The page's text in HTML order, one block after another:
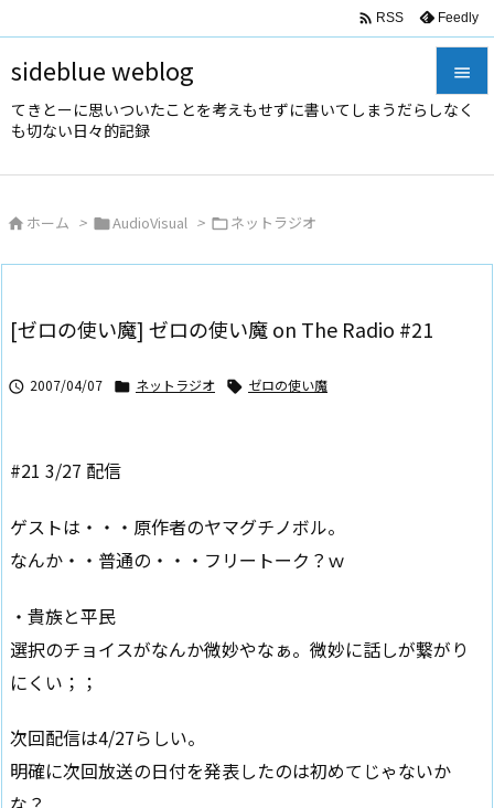
sideblue weblog
てきとーに思いついたことを考えもせずに書いてしまうだらしなく
も切ない日々的記録



 RSS Feedly
 ホーム > AudioVisual > ネットラジオ
[ゼロの使い魔] ゼロの使い魔 on The Radio #21
 2007/04/07  ネットラジオ  ゼロの使い魔
#21 3/27 配信
ゲストは・・・原作者のヤマグチノボル。
なんか・・普通の・・・フリートーク？ｗ
・貴族と平民
選択のチョイスがなんか微妙やなぁ。微妙に話しが繋がり
にくい；；
次回配信は4/27らしい。
明確に次回放送の日付を発表したのは初めてじゃないか